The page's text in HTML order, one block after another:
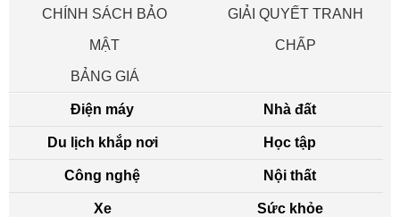
CHÍNH SÁCH BẢO
MẬT
GIẢI QUYẾT TRANH
CHẤP
BẢNG GIÁ
Điện máy Nhà đất
Du lịch khắp nơi Học tập
Công nghệ Nội thất
Xe Sức khỏe